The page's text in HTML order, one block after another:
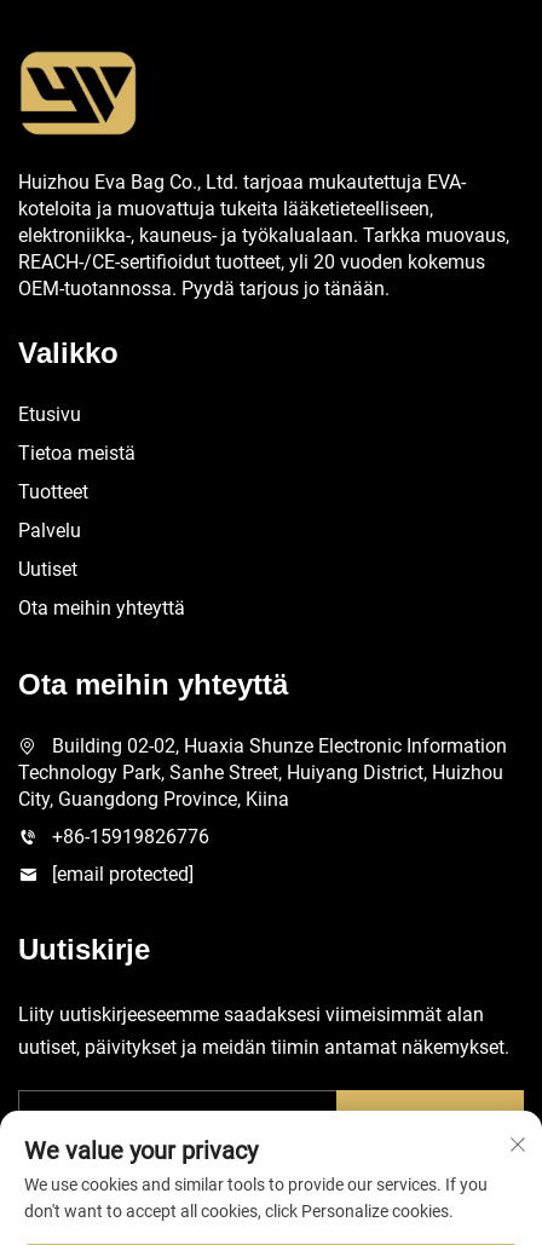
Huizhou Eva Bag Co., Ltd. tarjoaa mukautettuja EVA-
koteloita ja muovattuja tukeita lääketieteelliseen,
elektroniikka-, kauneus- ja työkalualaan. Tarkka muovaus,
REACH-/CE-sertifioidut tuotteet, yli 20 vuoden kokemus
OEM-tuotannossa. Pyydä tarjous jo tänään.
Valikko
Etusivu
Tietoa meistä
Tuotteet
Palvelu
Uutiset
Ota meihin yhteyttä
Ota meihin yhteyttä
Building 02-02, Huaxia Shunze Electronic Information
Technology Park, Sanhe Street, Huiyang District, Huizhou
City, Guangdong Province, Kiina
+86-15919826776
[email protected]
Uutiskirje
Liity uutiskirjeeseemme saadaksesi viimeisimmät alan
uutiset, päivitykset ja meidän tiimin antamat näkemykset.
We value your privacy
We use cookies and similar tools to provide our services. If you
don't want to accept all cookies, click Personalize cookies.